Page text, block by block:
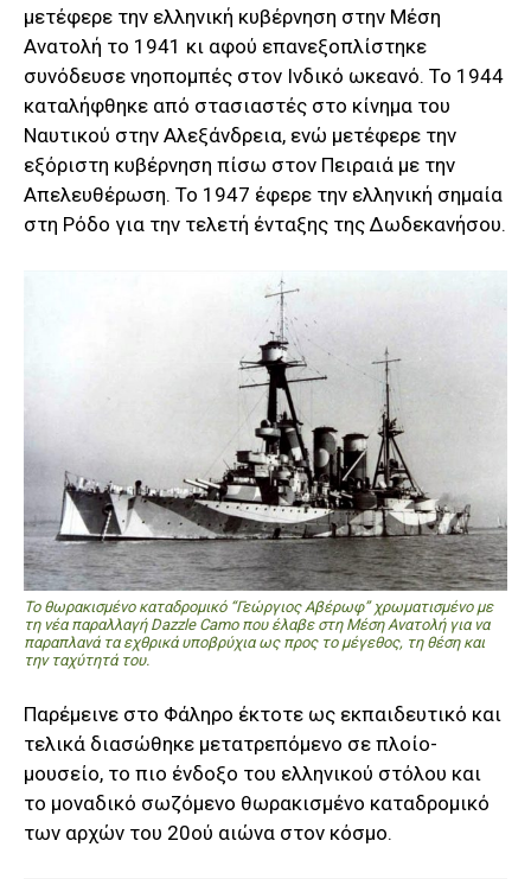
μετέφερε την ελληνική κυβέρνηση στην Μέση
Ανατολή το 1941 κι αφού επανεξοπλίστηκε
συνόδευσε νηοπομπές στον Ινδικό ωκεανό. Το 1944
καταλήφθηκε από στασιαστές στο κίνημα του
Ναυτικού στην Αλεξάνδρεια, ενώ μετέφερε την
εξόριστη κυβέρνηση πίσω στον Πειραιά με την
Απελευθέρωση. Το 1947 έφερε την ελληνική σημαία
στη Ρόδο για την τελετή ένταξης της Δωδεκανήσου.
Το θωρακισμένο καταδρομικό “Γεώργιος Αβέρωφ” χρωματισμένο με
τη νέα παραλλαγή Dazzle Camo που έλαβε στη Μέση Ανατολή για να
παραπλανά τα εχθρικά υποβρύχια ως προς το μέγεθος, τη θέση και
την ταχύτητά του.
Παρέμεινε στο Φάληρο έκτοτε ως εκπαιδευτικό και
τελικά διασώθηκε μετατρεπόμενο σε πλοίο-
μουσείο, το πιο ένδοξο του ελληνικού στόλου και
το μοναδικό σωζόμενο θωρακισμένο καταδρομικό
των αρχών του 20ού αιώνα στον κόσμο.